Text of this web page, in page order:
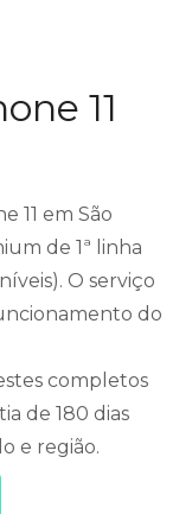
11
11 em São
de 1ª linha
O serviço
do
completos
de 180 dias
e região.